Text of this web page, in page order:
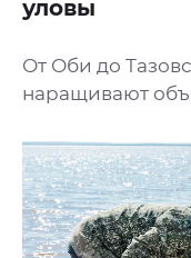
уловы
От Оби до
наращивают